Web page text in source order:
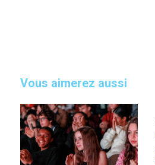
Vous aimerez aussi